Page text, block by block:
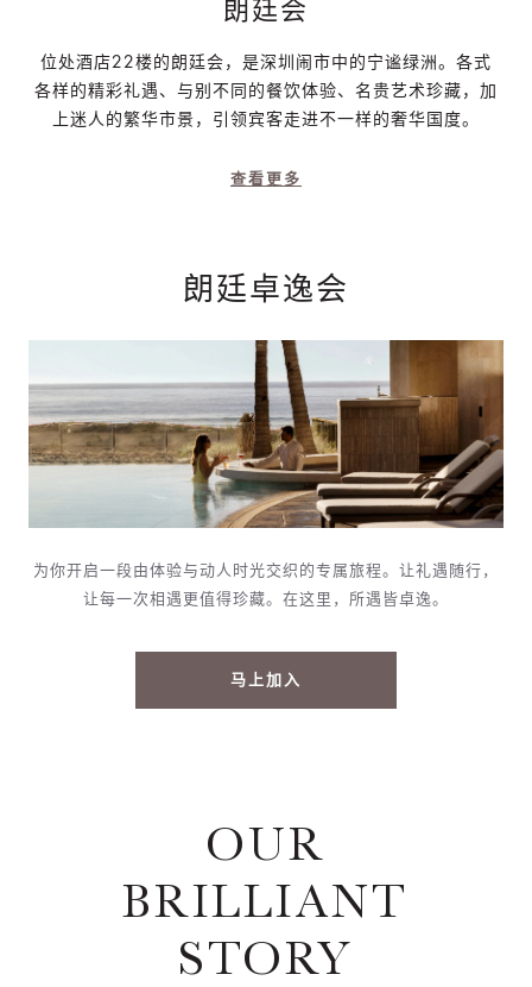
朗廷会
位处酒店22楼的朗廷会，是深圳闹市中的宁谧绿洲。各式
各样的精彩礼遇、与别不同的餐饮体验、名贵艺术珍藏，加
上迷人的繁华市景，引领宾客走进不一样的奢华国度。
查看更多
朗廷卓逸会
为你开启一段由体验与动人时光交织的专属旅程。让礼遇随行，
让每一次相遇更值得珍藏。在这里，所遇皆卓逸。
马上加入
OUR
BRILLIANT
STORY